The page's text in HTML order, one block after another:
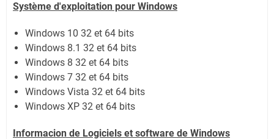
Système d'exploitation pour Windows
Windows 10 32 et 64 bits
Windows 8.1 32 et 64 bits
Windows 8 32 et 64 bits
Windows 7 32 et 64 bits
Windows Vista 32 et 64 bits
Windows XP 32 et 64 bits
Informacion de Logiciels et software de Windows